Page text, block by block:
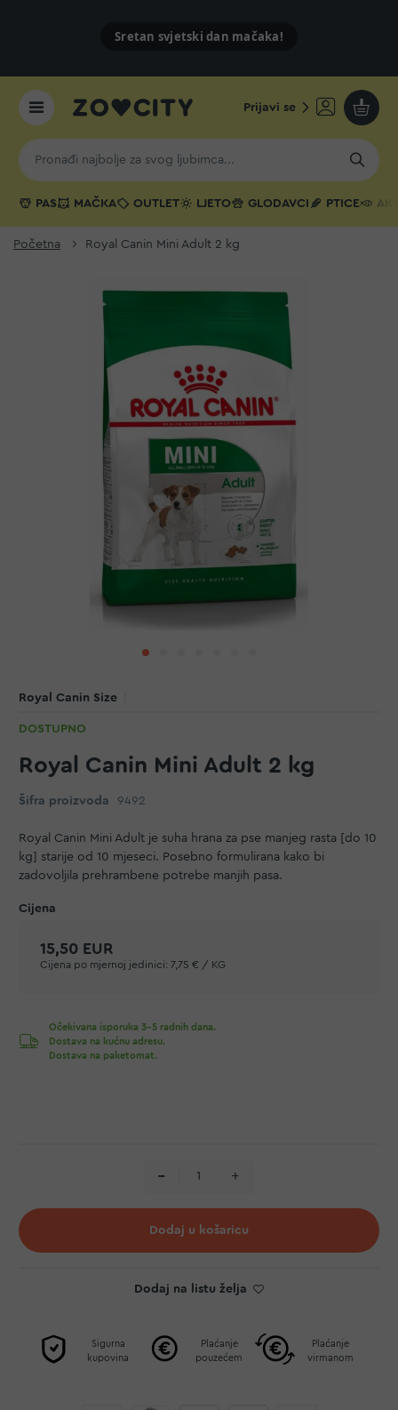
Sretan svjetski dan mačaka!
Prijavi se
Moja
PAS MAČKA OUTLET LJETO GLODAVCI PTICE
Početna Royal Canin Mini Adult 2 kg
Royal Canin Size
DOSTUPNO
Royal Canin Mini Adult 2 kg
Šifra proizvoda 9492
Royal Canin Mini Adult je suha hrana za pse manjeg rasta [do 10
kg] starije od 10 mjeseci. Posebno formulirana kako bi
zadovoljila prehrambene potrebe manjih pasa.
15,50 EUR
Cijena po mjernoj jedinici: 7,75 € / KG
Očekivana isporuka 3-5 radnih dana.
Dostava na kućnu adresu.
Dostava na paketomat.
Dodaj u košaricu
Dodaj na listu želja
Sigurna
kupovina
Plaćanje
pouzećem
Plaćanje
virmanom